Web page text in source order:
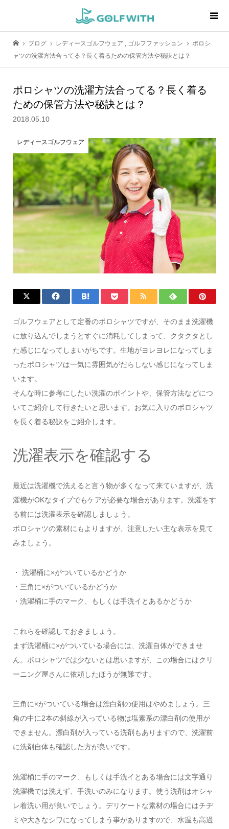
ブログ レディースゴルフウェア , ゴルフファッション
ポロシ
ャツの洗濯方法合ってる？長く着るための保管方法や秘訣とは？
ポロシャツの洗濯方法合ってる？長く着る
ための保管方法や秘訣とは？
2018.05.10
レディースゴルフウェア
ゴルフウェアとして定番のポロシャツですが、そのまま洗濯機
に放り込んでしまうとすぐに消耗してしまって、クタクタとし
た感じになってしまいがちです。生地がヨレヨレになってしま
ったポロシャツは一気に雰囲気がだらしない感じになってしま
います。
そんな時に参考にしたい洗濯のポイントや、保管方法などにつ
いてご紹介して行きたいと思います。お気に入りのポロシャツ
を長く着る秘訣をご紹介します。
洗濯表示を確認する
最近は洗濯機で洗えると言う物が多くなって来ていますが、洗
濯機がOKなタイプでもケアが必要な場合があります。洗濯をす
る前には洗濯表示を確認しましょう。
ポロシャツの素材にもよりますが、注意したい主な表示を見て
みましょう。
・ 洗濯桶に×がついているかどうか
・三角に×がついているかどうか
・洗濯桶に手のマーク、もしくは手洗イとあるかどうか
これらを確認しておきましょう。
まず洗濯桶に×がついている場合には、洗濯自体ができませ
ん。ポロシャツでは少ないとは思いますが、この場合にはクリ
ーニング屋さんに依頼したほうが無難です。
三角に×がついている場合は漂白剤の使用はやめましょう。三
角の中に2本の斜線が入っている物は塩素系の漂白剤の使用が
できません。漂白剤が入っている洗剤もありますので、洗濯前
に洗剤自体も確認した方が良いです。
洗濯桶に手のマーク、もしくは手洗イとある場合には文字通り
洗濯機では洗えず、手洗いのみになります。使う洗剤はオシャ
レ着洗い用が良いでしょう。デリケートな素材の場合にはチヂ
ミや大きなシワになってしまう事がありますので、水温も高過